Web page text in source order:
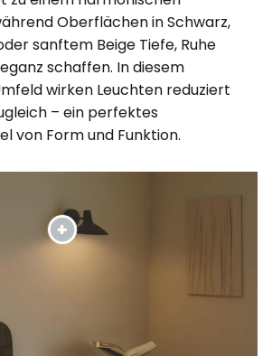
Oberflächen in Schwarz,
sanftem Beige Tiefe, Ruhe
schaffen. In diesem
wirken Leuchten reduziert
– ein perfektes
von Form und Funktion.